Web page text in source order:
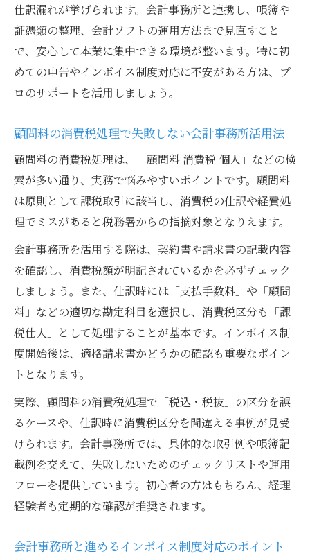
仕訳漏れが挙げられます。会計事務所と連携し、帳簿や
証憑類の整理、会計ソフトの運用方法まで見直すこと
で、安心して本業に集中できる環境が整います。特に初
めての申告やインボイス制度対応に不安がある方は、プ
ロのサポートを活用しましょう。
顧問料の消費税処理で失敗しない会計事務所活用法
顧問料の消費税処理は、「顧問料 消費税 個人」などの検
索が多い通り、実務で悩みやすいポイントです。顧問料
は原則として課税取引に該当し、消費税の仕訳や経費処
理でミスがあると税務署からの指摘対象となりえます。
会計事務所を活用する際は、契約書や請求書の記載内容
を確認し、消費税額が明記されているかを必ずチェック
しましょう。また、仕訳時には「支払手数料」や「顧問
料」などの適切な勘定科目を選択し、消費税区分も「課
税仕入」として処理することが基本です。インボイス制
度開始後は、適格請求書かどうかの確認も重要なポイン
トとなります。
実際、顧問料の消費税処理で「税込・税抜」の区分を誤
るケースや、仕訳時に消費税区分を間違える事例が見受
けられます。会計事務所では、具体的な取引例や帳簿記
載例を交えて、失敗しないためのチェックリストや運用
フローを提供しています。初心者の方はもちろん、経理
経験者も定期的な確認が推奨されます。
会計事務所と進めるインボイス制度対応のポイント